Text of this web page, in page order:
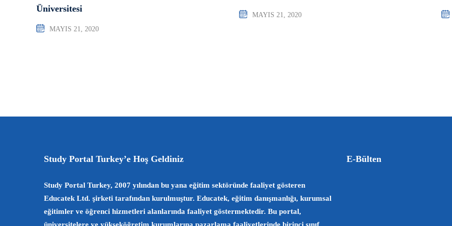
Üniversitesi
MAYIS 21, 2020
MAYIS 21, 2020
Study Portal Turkey’e Hoş Geldiniz
Study Portal Turkey, 2007 yılından bu yana eğitim sektöründe faaliyet gösteren
Educatek Ltd. şirketi tarafından kurulmuştur. Educatek, eğitim danışmanlığı, kurumsal
eğitimler ve öğrenci hizmetleri alanlarında faaliyet göstermektedir. Bu portal,
üniversitelere ve yükseköğretim kurumlarına pazarlama faaliyetlerinde birinci sınıf
E-Bülten